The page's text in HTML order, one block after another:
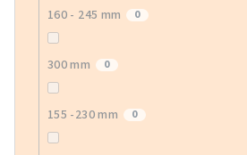
160 - 245 mm 0
300 mm 0
155 -230 mm 0